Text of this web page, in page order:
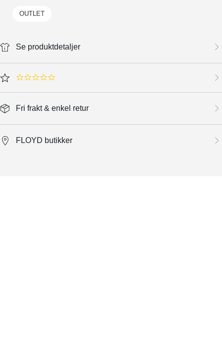
OUTLET
Se produktdetaljer
0.0 star rating
Fri frakt & enkel retur
FLOYD butikker